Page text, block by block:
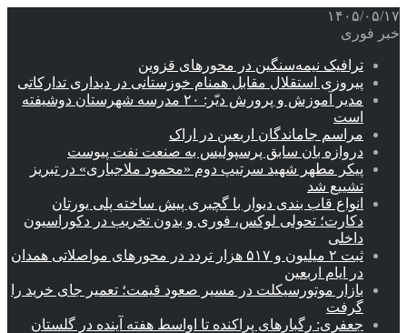
۱۴۰۵/۰۵/۱۷
خبر فوری
ترافیک نیمه‌سنگین در محورهای قزوین
پیروزی استقلال مقابل همنام خوزستانی در دیداری تدارکاتی
مدیر آموزش و پرورش دیّر: ۲۰ مدرسه شهرستان دوشیفته
است
مراسم جاماندگان اربعین در اراک
دروازه بان سابق پرسپولیس به صنعت نفت پیوست
پیکر مطهر شهید سرتیپ دوم «محمود ملاجباری» در تبریز
تشییع شد
انواع قاب بندی دیوار با گچبری پیش ساخته پلی یورتان
دکارت؛ تحولی لوکس، فوری و بدون تخریب در دکوراسیون
داخلی
ثبت ۲ میلیون و ۵۱۷ هزار تردد در محورهای مواصلاتی همدان
در ایام اربعین
بازار موتورسیکلت در مسیر صعود قیمت؛ تعمیر جای خرید را
گرفت
جعفری: رگبارهای پراکنده تا اواسط هفته آینده در گلستان